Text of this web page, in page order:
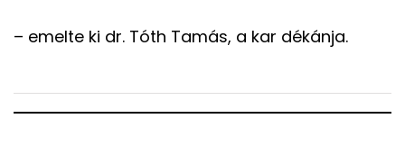
– emelte ki dr. Tóth Tamás, a kar dékánja.